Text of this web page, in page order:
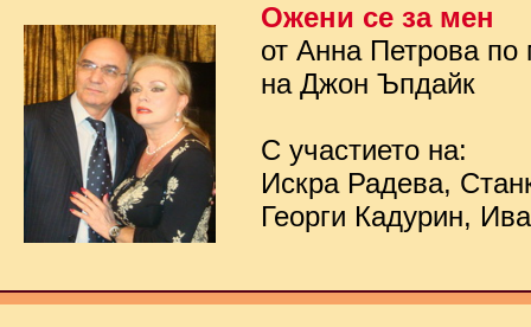
Ожени се за мен
от Анна Петрова по
на Джон Ъпдайк
С участието на:
Искра Радева,
Георги Кадурин,